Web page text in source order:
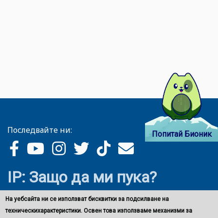
Попитай Бионик
Последвайте ни:
IP: Защо да ми пука?
На уебсайта ни се използват бисквитки за подсилване на
техническихарактеристики. Освен това използваме механизми за